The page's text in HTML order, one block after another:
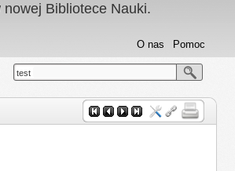
Bibliotece Nauki.
Pomoc
O nas
test